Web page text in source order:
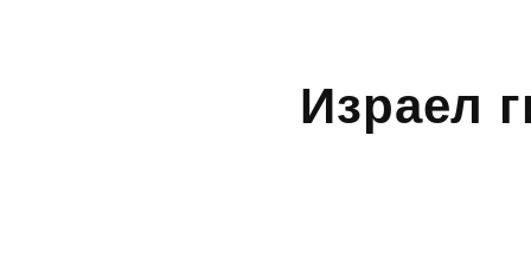
Израел